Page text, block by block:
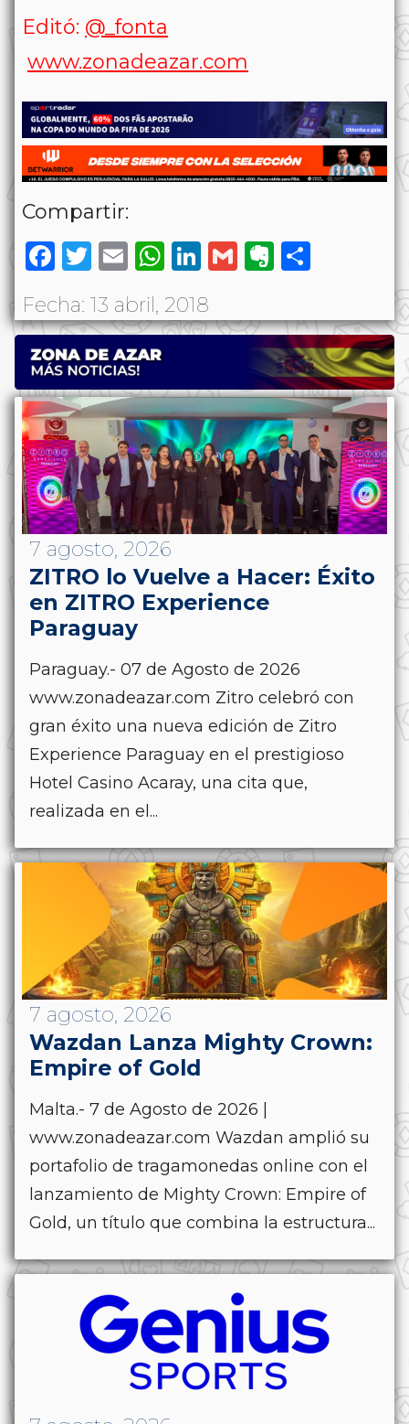
Editó: @_fonta
www.zonadeazar.com
Compartir:
Facebook
Twitter
EmailWhatsApp
LinkedIn
GmailEvernote
Fecha: 13 abril, 2018
7 agosto, 2026
ZITRO lo Vuelve a Hacer: Éxito
en ZITRO Experience
Paraguay
Paraguay.- 07 de Agosto de 2026
www.zonadeazar.com Zitro celebró con
gran éxito una nueva edición de Zitro
Experience Paraguay en el prestigioso
Hotel Casino Acaray, una cita que,
realizada en el...
7 agosto, 2026
Wazdan Lanza Mighty Crown:
Empire of Gold
Malta.- 7 de Agosto de 2026 |
www.zonadeazar.com Wazdan amplió su
portafolio de tragamonedas online con el
lanzamiento de Mighty Crown: Empire of
Gold, un título que combina la estructura...